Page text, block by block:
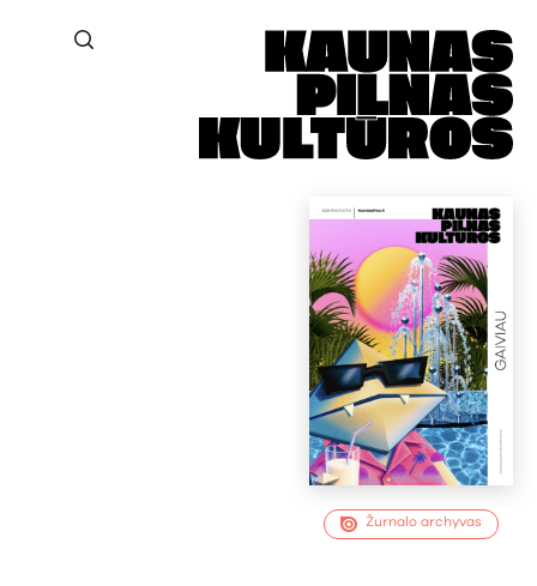
Žurnalo archyvas